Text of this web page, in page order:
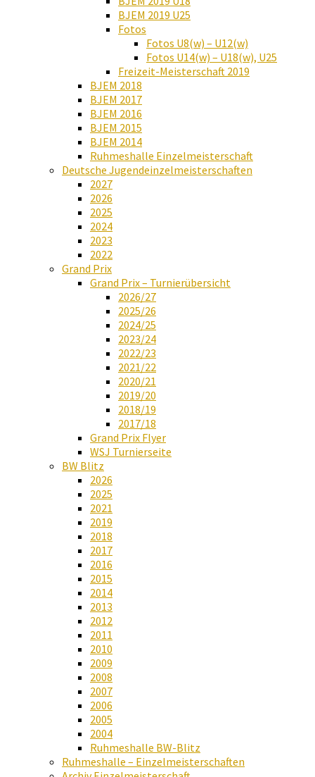
BJEM 2019 U25
Fotos
Fotos U8(w) – U12(w)
Fotos U14(w) – U18(w), U25
Freizeit-Meisterschaft 2019
BJEM 2018
BJEM 2017
BJEM 2016
BJEM 2015
BJEM 2014
Ruhmeshalle Einzelmeisterschaft
Deutsche Jugendeinzelmeisterschaften
2027
2026
2025
2024
2023
2022
Grand Prix
Grand Prix – Turnierübersicht
2026/27
2025/26
2024/25
2023/24
2022/23
2021/22
2020/21
2019/20
2018/19
2017/18
Grand Prix Flyer
WSJ Turnierseite
BW Blitz
2026
2025
2021
2019
2018
2017
2016
2015
2014
2013
2012
2011
2010
2009
2008
2007
2006
2005
2004
Ruhmeshalle BW-Blitz
Ruhmeshalle – Einzelmeisterschaften